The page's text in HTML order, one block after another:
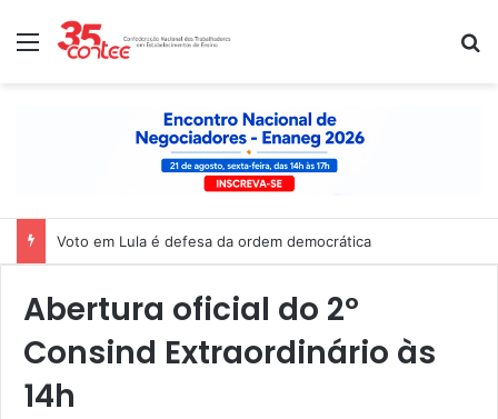
Menu
Voto em Lula é defesa da ordem democrática
Abertura oficial do 2º
Consind Extraordinário às
14h